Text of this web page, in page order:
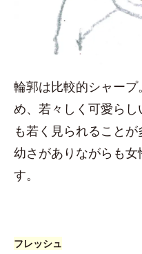
輪郭は比較的シャー
め、若々しく可愛ら
も若く見られることが
幼さがありながらも
す。
フレッシュ